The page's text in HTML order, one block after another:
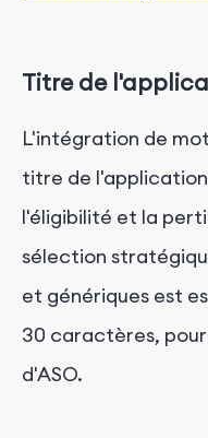
Titre de
L'intégration de
titre de
l'éligibilité et la
sélection
et génériques est
30 caractères,
d'ASO.